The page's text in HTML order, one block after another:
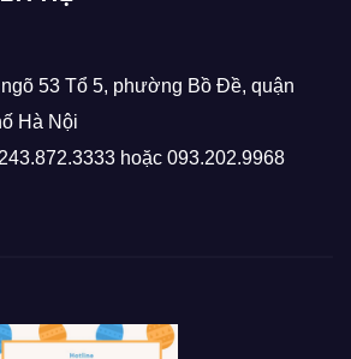
53 Tổ 5, phường Bồ Đề, quận
Hà Nội
hoặc 093.202.9968